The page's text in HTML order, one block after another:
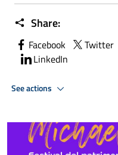
Share:
Facebook Twitter
LinkedIn
See actions